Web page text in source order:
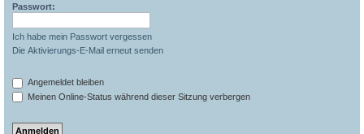
Passwort:
Ich habe mein Passwort vergessen
Die Aktivierungs-E-Mail erneut senden
Angemeldet bleiben
Meinen Online-Status während dieser Sitzung verbergen